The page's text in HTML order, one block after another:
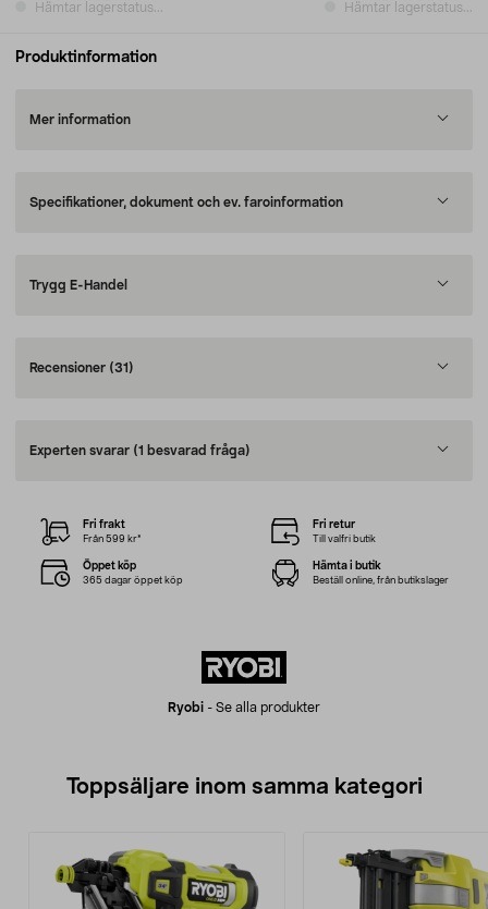
Hämtar lagerstatus... Hämtar lagerstatus...
Produktinformation
Mer information
Specifikationer, dokument och ev. faroinformation
Trygg E-Handel
Recensioner (31)
Experten svarar (1 besvarad fråga)
Ryobi - Se alla produkter
Fri frakt
Från 599 kr*
Fri retur
Till valfri butik
Öppet köp
365 dagar öppet köp
Hämta i butik
Beställ online, från butikslager
Toppsäljare inom samma kategori